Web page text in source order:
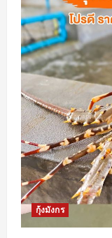
กุ้งมังกร